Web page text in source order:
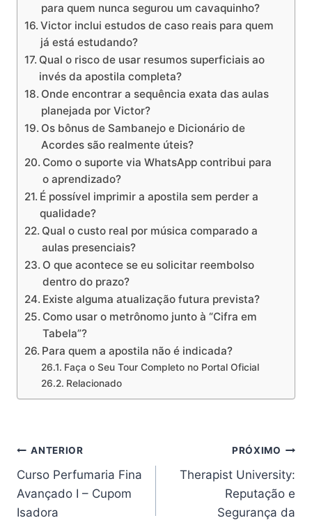
para quem nunca segurou um cavaquinho?
Victor inclui estudos de caso reais para quem
já está estudando?
Qual o risco de usar resumos superficiais ao
invés da apostila completa?
Onde encontrar a sequência exata das aulas
planejada por Victor?
Os bônus de Sambanejo e Dicionário de
Acordes são realmente úteis?
Como o suporte via WhatsApp contribui para
o aprendizado?
É possível imprimir a apostila sem perder a
qualidade?
Qual o custo real por música comparado a
aulas presenciais?
O que acontece se eu solicitar reembolso
dentro do prazo?
Existe alguma atualização futura prevista?
Como usar o metrônomo junto à “Cifra em
Tabela”?
Para quem a apostila não é indicada?
Faça o Seu Tour Completo no Portal Oficial
Relacionado
Navegação
de
Post
ANTERIOR
Curso Perfumaria Fina
Avançado I – Cupom
Isadora
PRÓXIMO
Therapist University:
Reputação e
Segurança da